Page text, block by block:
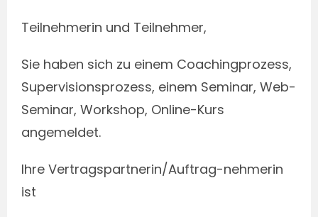
Teilnehmerin und Teilnehmer,
Sie haben sich zu einem Coachingprozess,
Supervisionsprozess, einem Seminar, Web-
Seminar, Workshop, Online-Kurs
angemeldet.
Ihre Vertragspartnerin/Auftrag-nehmerin
ist